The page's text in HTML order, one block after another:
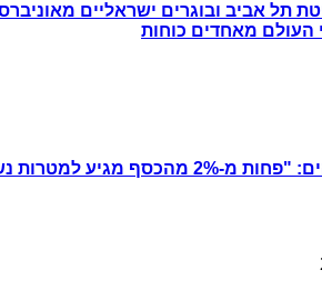
תל אביב ובוגרים ישראליים
העולם מאחדים כוחות
הנתון המדהים: "פחות מ-2% מהכסף